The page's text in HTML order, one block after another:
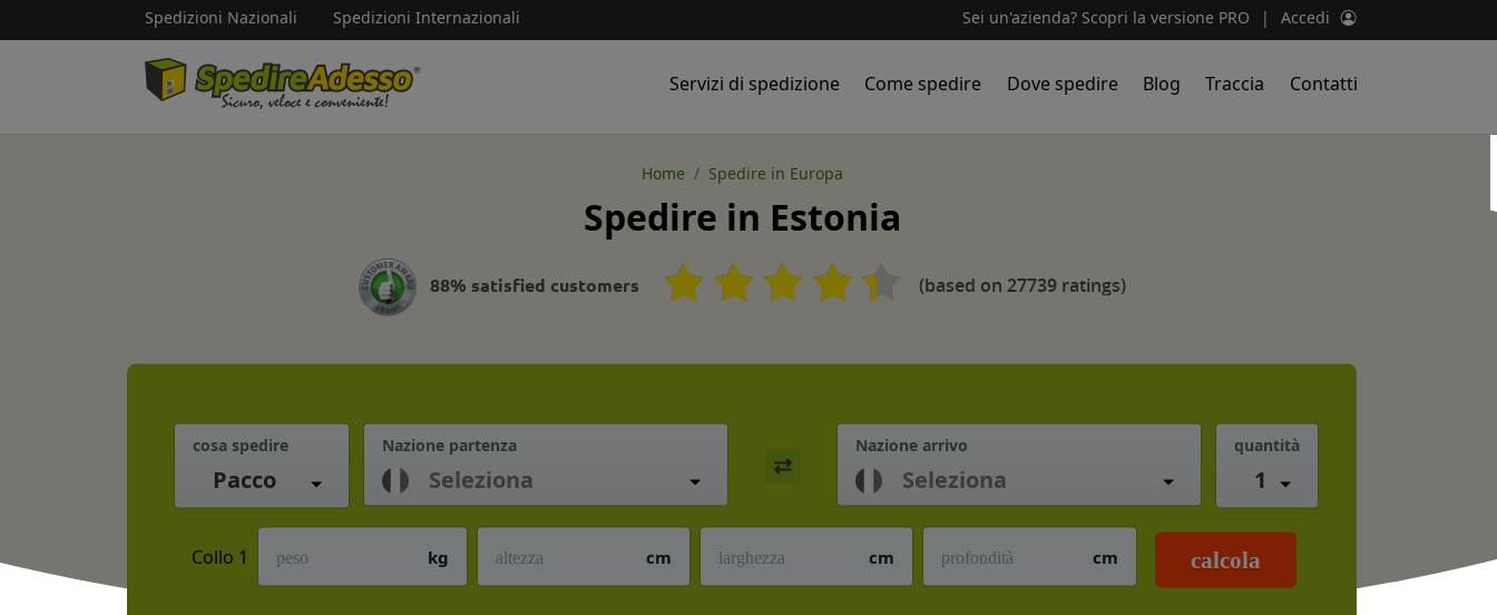
Spedizioni Nazionali Spedizioni Internazionali Sei un'azienda? Scopri la versione PRO | Accedi
Servizi di spedizione Come spedire Dove spedire Blog Traccia Contatti
Home Spedire in Europa
Spedire in Estonia
88% satisfied customers (based on 27739 ratings)
cosa spedire
Pacco
Nazione partenza Nazione arrivo quantità
1
Collo 1 kg cm cm cm calcola